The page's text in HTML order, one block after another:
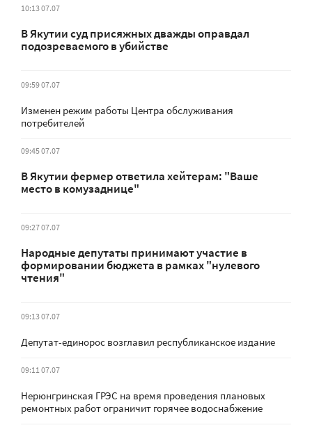
10:13 07.07
В Якутии суд присяжных дважды оправдал
подозреваемого в убийстве
09:59 07.07
Изменен режим работы Центра обслуживания
потребителей
09:45 07.07
В Якутии фермер ответила хейтерам: "Ваше
место в комузаднице"
09:27 07.07
Народные депутаты принимают участие в
формировании бюджета в рамках "нулевого
чтения"
09:13 07.07
Депутат-единорос возглавил республиканское издание
09:11 07.07
Нерюнгринская ГРЭС на время проведения плановых
ремонтных работ ограничит горячее водоснабжение